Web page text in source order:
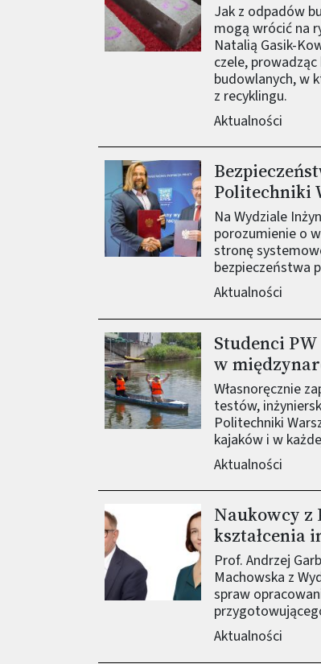
Jak z odpadów
mogą wrócić na
Natalią Gasik-
czele,
budowlanych, w
z recyklingu.
Aktualności
Obraz (old)
Politechniki
Na Wydziale
porozumienie o
stronę
bezpieczeństwa
Aktualności
Obraz (old)
Studenci
w
Własnoręcznie
testów,
Politechniki
kajaków i w
Aktualności
Obraz (old)
Naukowcy z
kształcenia
Prof. Andrzej
Machowska z
spraw
Aktualności